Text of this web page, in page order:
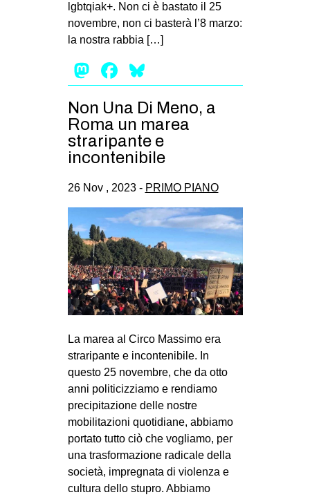
lgbtqiak+. Non ci è bastato il 25
novembre, non ci basterà l’8 marzo:
la nostra rabbia […]
Mastodon
Facebook
Non Una Di Meno, a
Roma un marea
straripante e
incontenibile
26 Nov , 2023 - PRIMO PIANO
La marea al Circo Massimo era
straripante e incontenibile. In
questo 25 novembre, che da otto
anni politicizziamo e rendiamo
precipitazione delle nostre
mobilitazioni quotidiane, abbiamo
portato tutto ciò che vogliamo, per
una trasformazione radicale della
società, impregnata di violenza e
cultura dello stupro. Abbiamo